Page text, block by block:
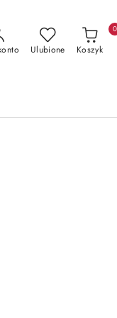
Ulubione Koszyk
0